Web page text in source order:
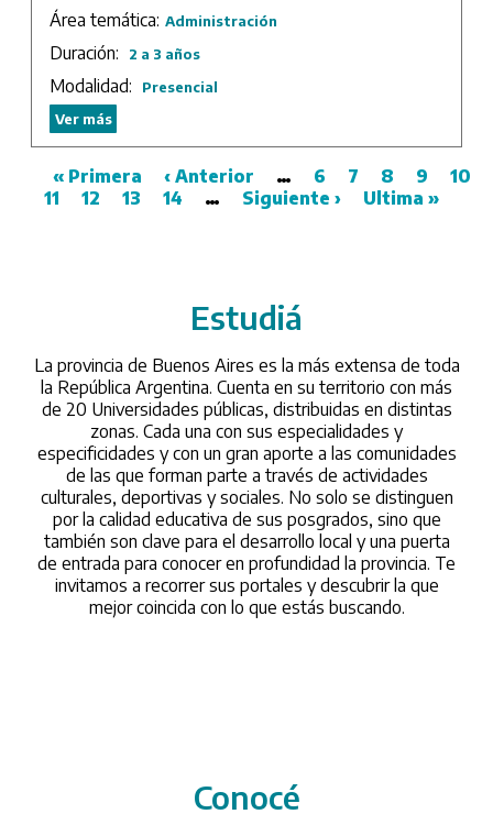
Sede: UTN – Facultad Regional San Nicolás.
Duración: 3 años.
Área temática: Administración
Duración: 2 a 3 años
Modalidad:
Presencial
Ver más
Pagination
First
page
« Primera
Previous
page
‹ Anterior … Page
6 Page
7 Page
8 Page
9 10
11
Page
12 Page
13 Page
14 …
Next
Siguiente ›
Last
Ultima »
Estudiá
/universidades
La provincia de Buenos Aires es la más extensa de toda
la República Argentina. Cuenta en su territorio con más
de 20 Universidades públicas, distribuidas en distintas
zonas. Cada una con sus especialidades y
especificidades y con un gran aporte a las comunidades
de las que forman parte a través de actividades
culturales, deportivas y sociales. No solo se distinguen
por la calidad educativa de sus posgrados, sino que
también son clave para el desarrollo local y una puerta
de entrada para conocer en profundidad la provincia. Te
invitamos a recorrer sus portales y descubrir la que
mejor coincida con lo que estás buscando.
Conocé
/conoce